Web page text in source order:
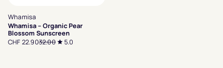
Whamisa
Whamisa – Organic Pear
Blossom Sunscreen
CHF 22.9032.00 5.0